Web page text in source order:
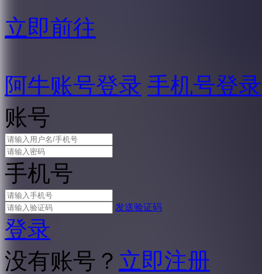
立即前往
阿牛账号登录 手机号登录
账号
手机号
发送验证码
登录
没有账号？ 立即注册